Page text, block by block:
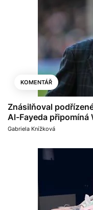
KOMENTÁŘ
Znásilňoval
Al-Fayeda připomíná
Gabriela Knížková